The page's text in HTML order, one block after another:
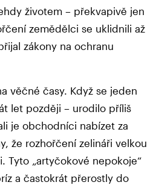
životem – překvapivě jen
zemědělci se uklidnili až
zákony na ochranu
věčné časy. Když se jeden
let později – urodilo příliš
je obchodníci nabízet za
že rozhořčení zelináři velkou
Tyto „artyčokové nepokoje“
a častokrát přerostly do